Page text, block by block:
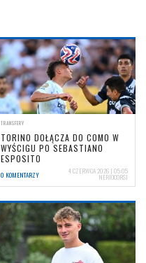
TRANSFERY
TORINO DOŁĄCZA DO COMO W
WYŚCIGU PO SEBASTIANO
ESPOSITO
0 KOMENTARZY 4 CZERWCA 2026 | 05:05
NERIOCORSI